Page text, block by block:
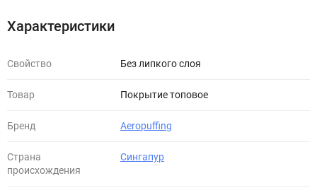
Характеристики
Свойство Без липкого слоя
Товар Покрытие топовое
Бренд Aeropuffing
Страна
происхождения
Сингапур